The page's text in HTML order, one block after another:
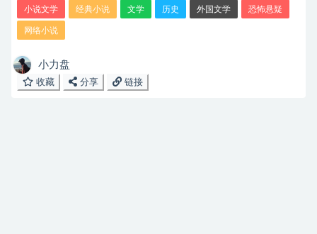
小说文学 经典小说 文学 历史 外国文学 恐怖悬疑
网络小说
小力盘
收藏
分享 链接